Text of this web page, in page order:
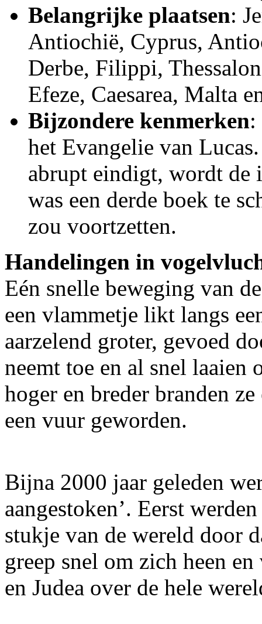
Belangrijke plaatsen:
Antiochië, Cyprus,
Derbe, Filippi,
Efeze, Caesarea, Malta
Bijzondere kenmerken:
het Evangelie van
abrupt eindigt, wordt de
was een derde boek te
zou voortzetten.
Handelingen in
Eén snelle beweging van
een vlammetje likt langs
aarzelend groter, gevoed
neemt toe en al snel laaien
hoger en breder branden
een vuur geworden.
Bijna 2000 jaar geleden
aangestoken’. Eerst
stukje van de wereld door
greep snel om zich heen
en Judea over de hele